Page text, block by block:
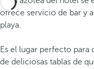
ofrece servicio de bar y
playa.
Es el lugar perfecto
de deliciosas tablas de